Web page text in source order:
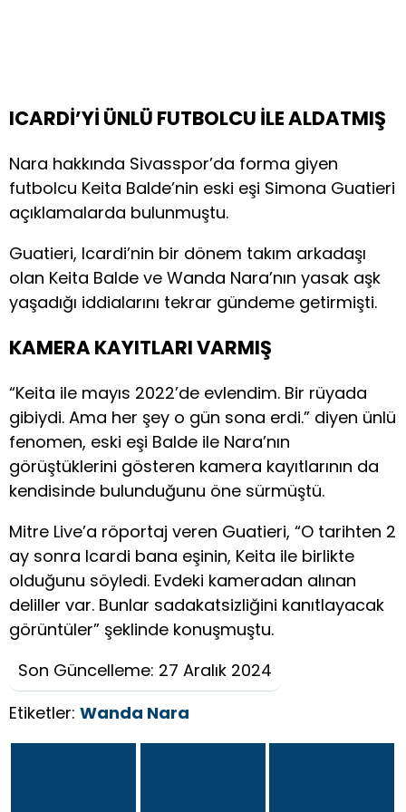
ICARDİ’Yİ ÜNLÜ FUTBOLCU İLE ALDATMIŞ
Nara hakkında Sivasspor’da forma giyen
futbolcu Keita Balde’nin eski eşi Simona Guatieri
açıklamalarda bulunmuştu.
Guatieri, Icardi’nin bir dönem takım arkadaşı
olan Keita Balde ve Wanda Nara’nın yasak aşk
yaşadığı iddialarını tekrar gündeme getirmişti.
KAMERA KAYITLARI VARMIŞ
“Keita ile mayıs 2022’de evlendim. Bir rüyada
gibiydi. Ama her şey o gün sona erdi.” diyen ünlü
fenomen, eski eşi Balde ile Nara’nın
görüştüklerini gösteren kamera kayıtlarının da
kendisinde bulunduğunu öne sürmüştü.
Mitre Live’a röportaj veren Guatieri, “O tarihten 2
ay sonra Icardi bana eşinin, Keita ile birlikte
olduğunu söyledi. Evdeki kameradan alınan
deliller var. Bunlar sadakatsizliğini kanıtlayacak
görüntüler” şeklinde konuşmuştu.
Son Güncelleme: 27 Aralık 2024
Etiketler: Wanda Nara